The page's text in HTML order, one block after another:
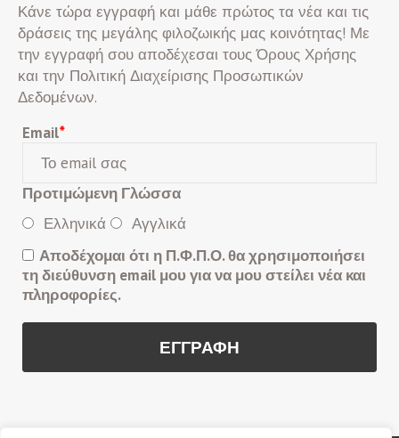
Κάνε τώρα εγγραφή και μάθε πρώτος τα νέα και τις
δράσεις της μεγάλης φιλοζωικής μας κοινότητας! Με
την εγγραφή σου αποδέχεσαι τους Όρους Χρήσης
και την Πολιτική Διαχείρισης Προσωπικών
Δεδομένων.
Email*
Προτιμώμενη Γλώσσα
Ελληνικά
Αγγλικά
Αποδέχομαι ότι η Π.Φ.Π.Ο. θα χρησιμοποιήσει
τη διεύθυνση email μου για να μου στείλει νέα και
πληροφορίες.